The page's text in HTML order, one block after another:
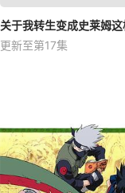
更新至第17集